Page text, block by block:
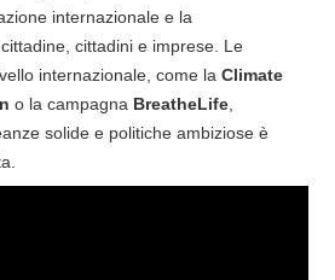
internazionale e la
cittadini e imprese. Le
internazionale, come la Climate
o la campagna BreatheLife
solide e politiche ambiziose è